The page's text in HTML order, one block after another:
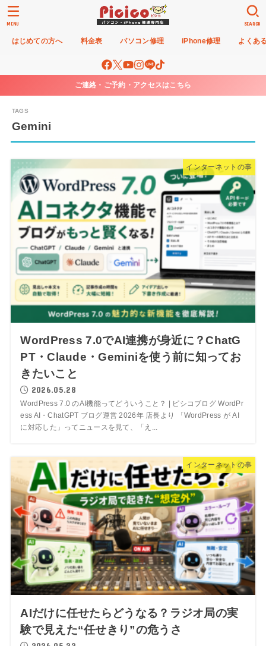
はじめての方へ 料金表 パソコン修理 iPhone修理 よくあ
SEARCH
MENU
ご連絡・ご予約・アクセスはこちら
Gemini
インターネットの事
WordPress 7.0でAI連携が身近に？ChatG
PT・Claude・Geminiを使う前に知ってお
きたいこと
2026.05.28
WordPress 7.0 のAI機能ってどういうこと？ | ピシコブログ WordPr
ess AI・ChatGPT ブログ運営 2026年 店長より 「WordPress が AI
に対応した」ってニュースを見て、「え...
インターネットの事
AIだけに任せたらどうなる？ラジオ局の実
験で見えた“任せきり”の危うさ